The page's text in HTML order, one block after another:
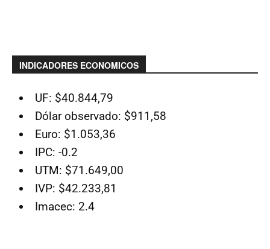
INDICADORES ECONOMICOS
UF: $40.844,79
Dólar observado: $911,58
Euro: $1.053,36
IPC: -0.2
UTM: $71.649,00
IVP: $42.233,81
Imacec: 2.4